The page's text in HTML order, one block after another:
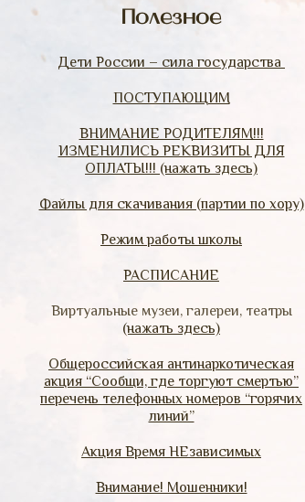
Полезное
Дети России – сила государства
ПОСТУПАЮЩИМ
ВНИМАНИЕ РОДИТЕЛЯМ!!!
ИЗМЕНИЛИСЬ РЕКВИЗИТЫ ДЛЯ
ОПЛАТЫ!!! (нажать здесь)
Файлы для скачивания (партии по хору)
Режим работы школы
РАСПИСАНИЕ
Виртуальные музеи, галереи, театры
(нажать здесь)
Общероссийская антинаркотическая
акция “Сообщи, где торгуют смертью”
перечень телефонных номеров “горячих
линий”
Акция Время НЕзависимых
Внимание! Мошенники!